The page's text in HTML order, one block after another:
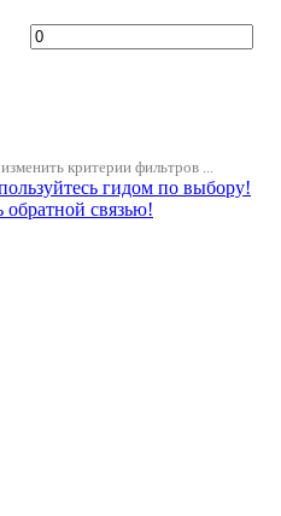
критерии фильтров ...
гидом по выбору!
обратной связью!